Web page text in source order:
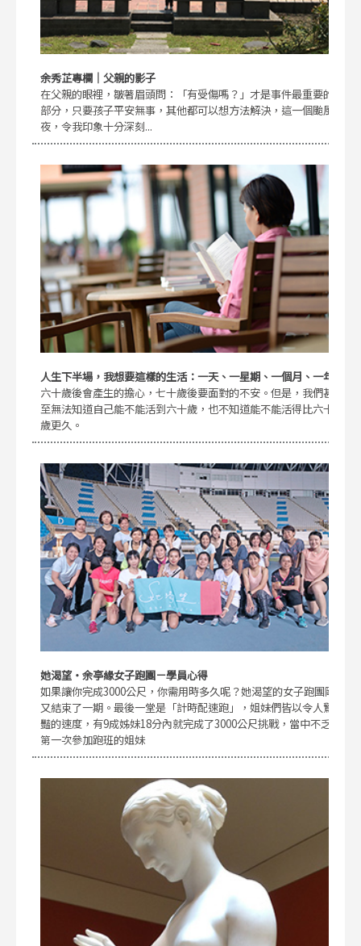
余秀芷專欄｜父親的影子
在父親的眼裡，皺著眉頭問：「有受傷嗎？」才是事件最重要的
部分，只要孩子平安無事，其他都可以想方法解決，這一個颱風
夜，令我印象十分深刻...
人生下半場，我想要這樣的生活：一天、一星期、一個月、一年
六十歲後會產生的擔心，七十歲後要面對的不安。但是，我們甚
至無法知道自己能不能活到六十歲，也不知道能不能活得比六十
歲更久。
她渴望・余亭緣女子跑團－學員心得
如果讓你完成3000公尺，你需用時多久呢？她渴望的女子跑團剛
又結束了一期。最後一堂是「計時配速跑」，姐妹們皆以令人驚
豔的速度，有9成姊妹18分內就完成了3000公尺挑戰，當中不乏
第一次參加跑班的姐妹